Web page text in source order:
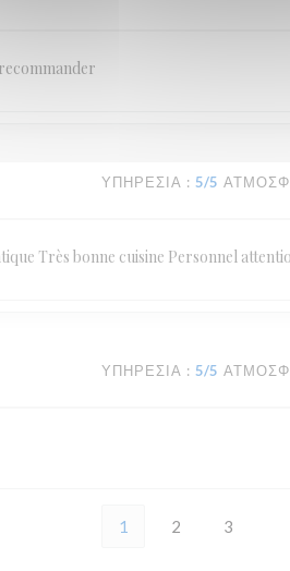
ΥΠΗΡΕΣΊΑ : 5/5
Très bonne cuisine Personnel
ΥΠΗΡΕΣΊΑ : 5/5
1 2 3